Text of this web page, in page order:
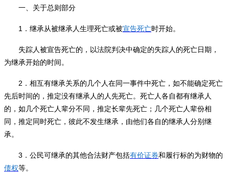
一、关于总则部分
1 ．继承从被继承人生理死亡或被宣告死亡时开始。
失踪人被宣告死亡的，以法院判决中确定的失踪人的死亡日期，
为继承开始的时间。
2 ．相互有继承关系的几个人在同一事件中死亡，如不能确定死亡
先后时间的，推定没有继承人的人先死亡。死亡人各自都有继承人
的，如几个死亡人辈分不同，推定长辈先死亡；几个死亡人辈份相
同，推定同时死亡，彼此不发生继承，由他们各自的继承人分别继
承。
3 ．公民可继承的其他合法财产包括有价证券和履行标的为财物的
债权等。